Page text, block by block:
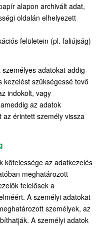
alapon archivált adat,
oldalán elhelyezett
felületein (pl. faliújság)
adatokat addig
szükségessé tevő
indokolt, vagy
az adatok
érintett személy vissza
kötelessége az adatkezelés
meghatározott
felelősek a
A személyi adatokat
személyek, az
A személyi adatok